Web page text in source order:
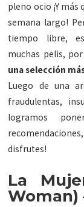
pleno ocio ¡Y más
semana largo!
tiempo libre,
muchas pelis,
una selección
Luego de una
fraudulentas,
logramos
disfrutes!
La
Woman)